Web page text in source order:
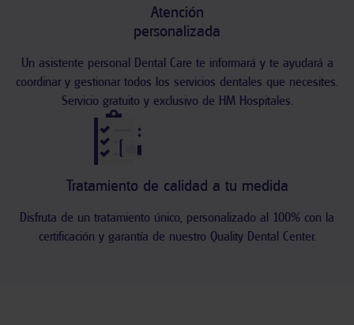
Atención
personalizada
Un asistente personal Dental Care te informará y te ayudará a
coordinar y gestionar todos los servicios dentales que necesites.
Servicio gratuito y exclusivo de HM Hospitales.
Tratamiento de calidad a tu medida
Disfruta de un tratamiento único, personalizado al 100% con la
certificación y garantía de nuestro Quality Dental Center.